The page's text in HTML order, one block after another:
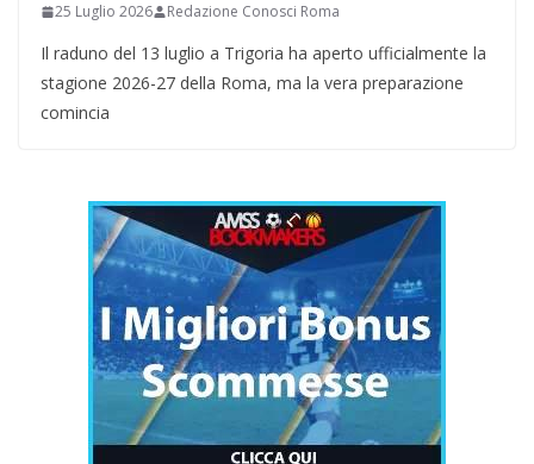
25 Luglio 2026 Redazione Conosci Roma
Il raduno del 13 luglio a Trigoria ha aperto ufficialmente la
stagione 2026-27 della Roma, ma la vera preparazione
comincia